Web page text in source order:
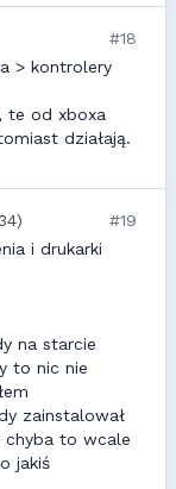
#18
> kontrolery
te od xboxa
działają.
#19
i drukarki
na starcie
to nic nie
zainstalował
chyba to wcale
jakiś